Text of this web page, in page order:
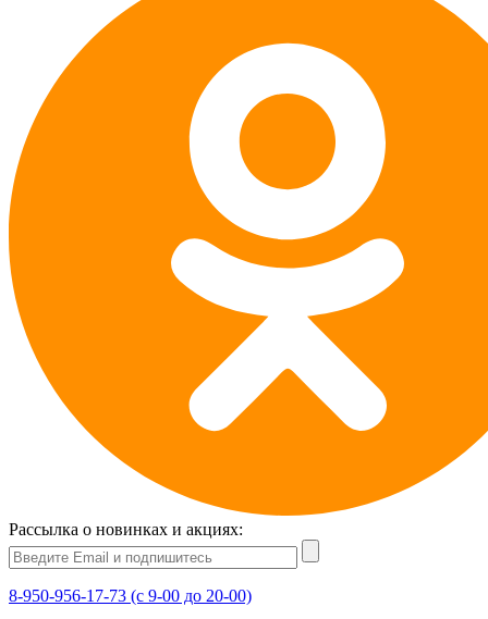
Рассылка о новинках и акциях:
8-950-956-17-73 (с 9-00 до 20-00)